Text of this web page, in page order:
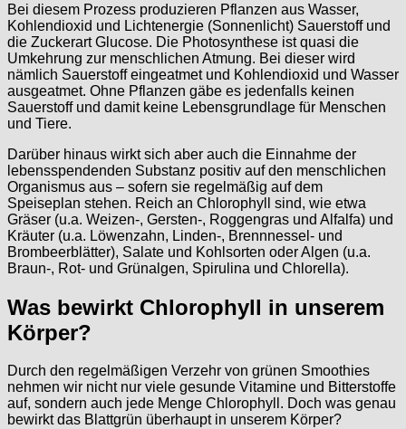
Bei diesem Prozess produzieren Pflanzen aus Wasser,
Kohlendioxid und Lichtenergie (Sonnenlicht) Sauerstoff und
die Zuckerart Glucose. Die Photosynthese ist quasi die
Umkehrung zur menschlichen Atmung. Bei dieser wird
nämlich Sauerstoff eingeatmet und Kohlendioxid und Wasser
ausgeatmet. Ohne Pflanzen gäbe es jedenfalls keinen
Sauerstoff und damit keine Lebensgrundlage für Menschen
und Tiere.
Darüber hinaus wirkt sich aber auch die Einnahme der
lebensspendenden Substanz positiv auf den menschlichen
Organismus aus – sofern sie regelmäßig auf dem
Speiseplan stehen. Reich an Chlorophyll sind, wie etwa
Gräser (u.a. Weizen-, Gersten-, Roggengras und Alfalfa) und
Kräuter (u.a. Löwenzahn, Linden-, Brennnessel- und
Brombeerblätter), Salate und Kohlsorten oder Algen (u.a.
Braun-, Rot- und Grünalgen, Spirulina und Chlorella).
Was bewirkt Chlorophyll in unserem
Körper?
Durch den regelmäßigen Verzehr von grünen Smoothies
nehmen wir nicht nur viele gesunde Vitamine und Bitterstoffe
auf, sondern auch jede Menge Chlorophyll. Doch was genau
bewirkt das Blattgrün überhaupt in unserem Körper?